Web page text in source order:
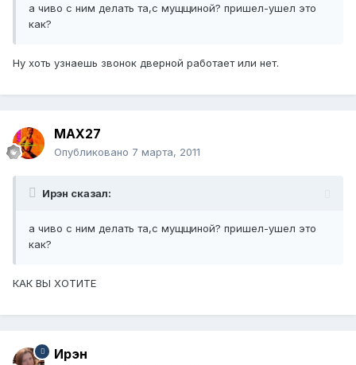
а чиво с ним делать та,с мущщиной? пришел-ушел это
как?
Ну хоть узнаешь звонок дверной работает или нет.
MAX27
Опубликовано 7 марта, 2011
Ирэн сказал:
а чиво с ним делать та,с мущщиной? пришел-ушел это
как?
КАК ВЫ ХОТИТЕ
Ирэн